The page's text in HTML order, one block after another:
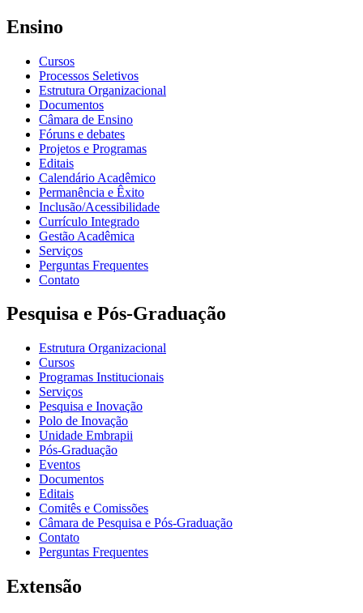
Ensino
Cursos
Processos Seletivos
Estrutura Organizacional
Documentos
Câmara de Ensino
Fóruns e debates
Projetos e Programas
Editais
Calendário Acadêmico
Permanência e Êxito
Inclusão/Acessibilidade
Currículo Integrado
Gestão Acadêmica
Serviços
Perguntas Frequentes
Contato
Pesquisa e Pós-Graduação
Estrutura Organizacional
Cursos
Programas Institucionais
Serviços
Pesquisa e Inovação
Polo de Inovação
Unidade Embrapii
Pós-Graduação
Eventos
Documentos
Editais
Comitês e Comissões
Câmara de Pesquisa e Pós-Graduação
Contato
Perguntas Frequentes
Extensão